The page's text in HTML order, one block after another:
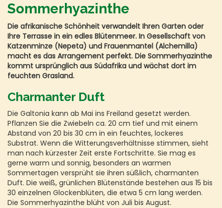
Sommerhyazinthe
Die afrikanische Schönheit verwandelt Ihren Garten oder
Ihre Terrasse in ein edles Blütenmeer. In Gesellschaft von
Katzenminze (Nepeta) und Frauenmantel (Alchemilla)
macht es das Arrangement perfekt. Die Sommerhyazinthe
kommt ursprünglich aus Südafrika und wächst dort im
feuchten Grasland.
Charmanter Duft
Die Galtonia kann ab Mai ins Freiland gesetzt werden.
Pflanzen Sie die Zwiebeln ca. 20 cm tief und mit einem
Abstand von 20 bis 30 cm in ein feuchtes, lockeres
Substrat. Wenn die Witterungsverhältnisse stimmen, sieht
man nach kürzester Zeit erste Fortschritte. Sie mag es
gerne warm und sonnig, besonders an warmen
Sommertagen versprüht sie ihren süßlich, charmanten
Duft. Die weiß, grünlichen Blütenstände bestehen aus 15 bis
30 einzelnen Glockenblüten, die etwa 5 cm lang werden.
Die Sommerhyazinthe blüht von Juli bis August.